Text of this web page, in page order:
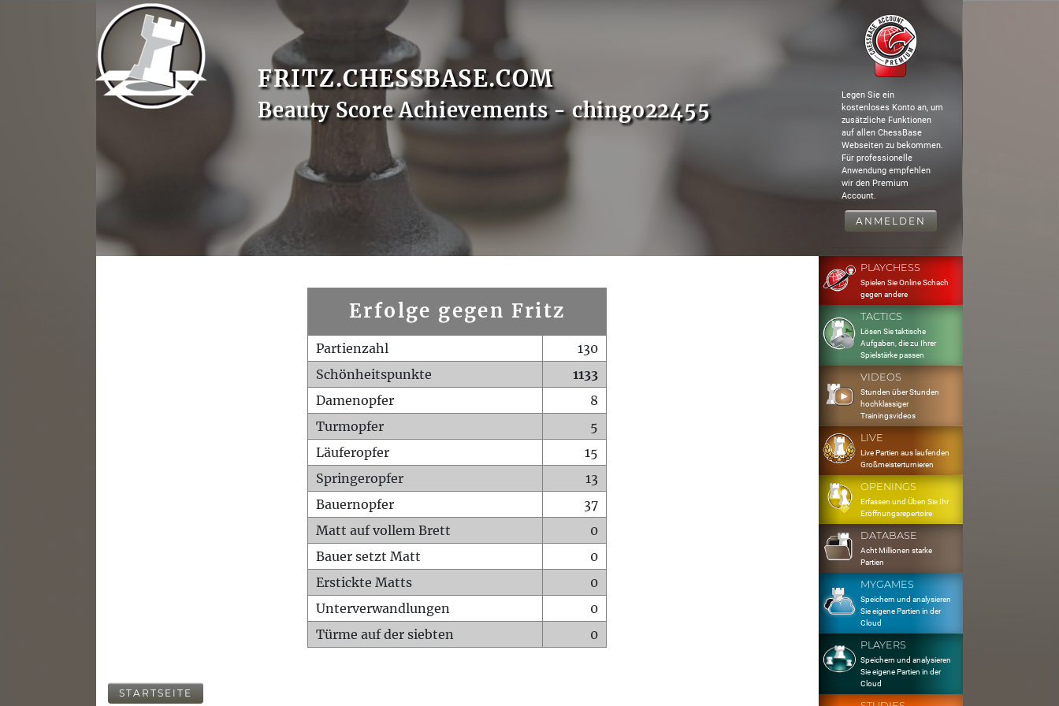
FRITZ.CHESSBASE.COM
Beauty Score Achievements - chingo22455
Legen Sie ein
kostenloses Konto an, um
zusätzliche Funktionen
auf allen ChessBase
Webseiten zu bekommen.
Für professionelle
Anwendung empfehlen
wir den Premium
Account.
ANMELDEN
Erfolge gegen Fritz
Partienzahl
130
Schönheitspunkte
1133
Damenopfer
8
Turmopfer
5
Läuferopfer
15
Springeropfer
13
Bauernopfer
37
Matt auf vollem Brett
0
Bauer setzt Matt
0
Erstickte Matts
0
Unterverwandlungen
0
Türme auf der siebten
0
STARTSEITE
PLAYCHESS
Spielen Sie Online Schach
gegen andere
TACTICS
Lösen Sie taktische
Aufgaben, die zu Ihrer
Spielstärke passen
VIDEOS
Stunden über Stunden
hochklassiger
Trainingsvideos
LIVE
Live Partien aus laufenden
Großmeisterturnieren
OPENINGS
Erfassen und Üben Sie Ihr
Eröffnungsrepertoire
DATABASE
Acht Millionen starke
Partien
MYGAMES
Speichern und analysieren
Sie eigene Partien in der
Cloud
PLAYERS
Speichern und analysieren
Sie eigene Partien in der
Cloud